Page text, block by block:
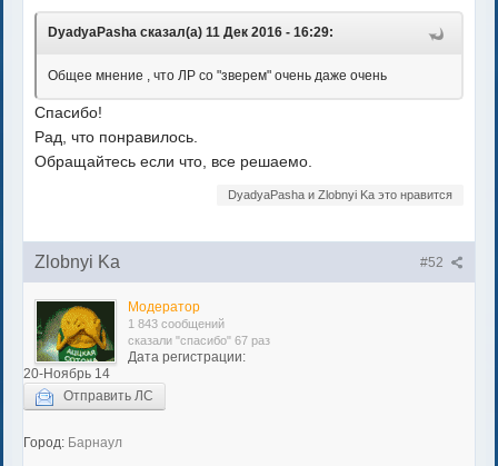
DyadyaPasha сказал(а) 11 Дек 2016 - 16:29:
Общее мнение , что ЛР со "зверем" очень даже очень
Спасибо!
Рад, что понравилось.
Обращайтесь если что, все решаемо.
DyadyaPasha и Zlobnyi Ka это нравится
#52
Zlobnyi Ka
Модератор
1 843 сообщений
сказали "спасибо" 67 раз
Дата регистрации:
20-Ноябрь 14
Отправить ЛС
Город: Барнаул